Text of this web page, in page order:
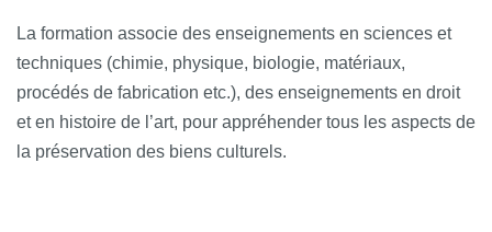
La formation associe des enseignements en sciences et
techniques (chimie, physique, biologie, matériaux,
procédés de fabrication etc.), des enseignements en droit
et en histoire de l’art, pour appréhender tous les aspects de
la préservation des biens culturels.